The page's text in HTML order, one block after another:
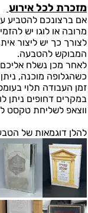
מזכרת לכל אירוע
אם ברצונכם להטביע
מרובה או לוגו יש
לצורך כך יש ליצור
המבוקש להטבעה.
לאחר מכן נשלח אליכם
כשהגלופה מוכנה,
זמן העבודה תלוי בעומס אצל
במקרים דחופים ניתן
ווצאפ לשליחת טקסט
להלן דוגמאות של